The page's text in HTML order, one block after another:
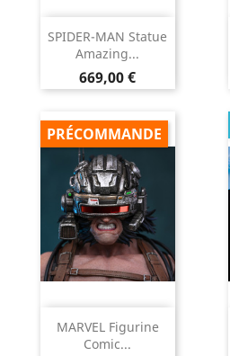
SPIDER-MAN Statue
Amazing...
Prix
669,00 €
MARVEL Figurine
Comic...
PRÉCOMMANDE